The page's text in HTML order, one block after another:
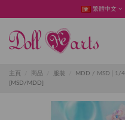
繁體中文
主頁 商品 服裝 MDD / MSD│1/4
[MSD/MDD]